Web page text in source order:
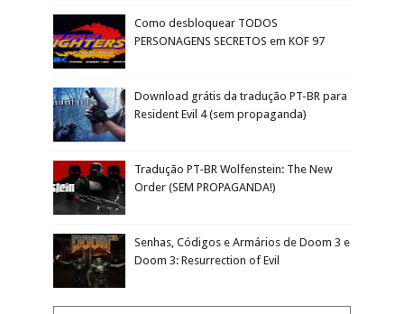
Como desbloquear TODOS
PERSONAGENS SECRETOS em KOF 97
Download grátis da tradução PT-BR para
Resident Evil 4 (sem propaganda)
Tradução PT-BR Wolfenstein: The New
Order (SEM PROPAGANDA!)
Senhas, Códigos e Armários de Doom 3 e
Doom 3: Resurrection of Evil